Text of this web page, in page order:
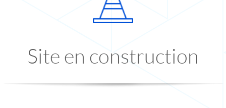
Site en construction